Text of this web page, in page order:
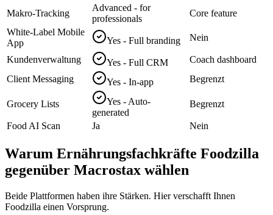
Makro-Tracking
Advanced - for
professionals
Core feature
White-Label Mobile
App
Yes - Full branding Nein
Kundenverwaltung Yes - Full CRM
Coach dashboard
Client Messaging
Yes - In-app Begrenzt
Grocery Lists
Yes - Auto-
generated
Begrenzt
Food AI Scan Ja Nein
Warum Ernährungsfachkräfte Foodzilla
gegenüber Macrostax wählen
Beide Plattformen haben ihre Stärken. Hier verschafft Ihnen
Foodzilla einen Vorsprung.